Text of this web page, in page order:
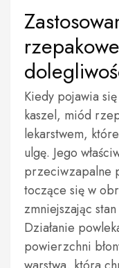
Kiedy pojawia
kaszel, miód
lekarstwem,
ulgę. Jego
przeciwzapalne
toczące się w
zmniejszając
Działanie
powierzchni